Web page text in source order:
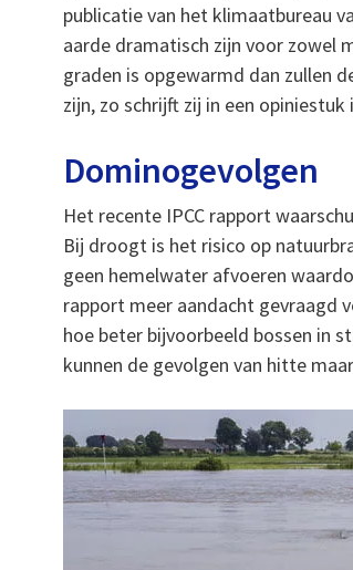
publicatie van het klimaatbureau
aarde dramatisch zijn voor zowel
graden is opgewarmd dan zullen
zijn, zo schrijft zij in een opiniestuk
Dominogevolgen
Het recente IPCC rapport
Bij droogt is het risico op
geen hemelwater afvoeren
rapport meer aandacht gevraagd
hoe beter bijvoorbeeld bossen in
kunnen de gevolgen van hitte